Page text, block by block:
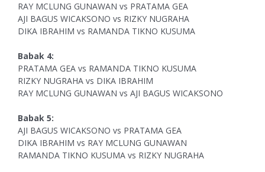
RAY MCLUNG GUNAWAN vs PRATAMA GEA
AJI BAGUS WICAKSONO vs RIZKY NUGRAHA
DIKA IBRAHIM vs RAMANDA TIKNO KUSUMA
Babak 4:
PRATAMA GEA vs RAMANDA TIKNO KUSUMA
RIZKY NUGRAHA vs DIKA IBRAHIM
RAY MCLUNG GUNAWAN vs AJI BAGUS WICAKSONO
Babak 5:
AJI BAGUS WICAKSONO vs PRATAMA GEA
DIKA IBRAHIM vs RAY MCLUNG GUNAWAN
RAMANDA TIKNO KUSUMA vs RIZKY NUGRAHA